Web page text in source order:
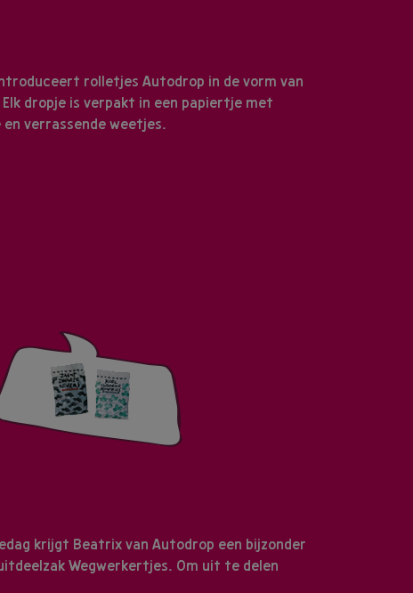
rolletjes Autodrop in de vorm van
dropje is verpakt in een papiertje met
en verrassende weetjes.
krijgt Beatrix van Autodrop een bijzonder
Wegwerkertjes. Om uit te delen